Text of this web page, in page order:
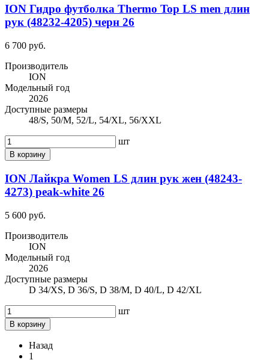
ION Гидро футболка Thermo Top LS men длин
рук (48232-4205) черн 26
6 700 руб.
Производитель
ION
Модельный год
2026
Доступные размеры
48/S, 50/M, 52/L, 54/XL, 56/XXL
шт
В корзину
ION Лайкра Women LS длин рук жен (48243-
4273) peak-white 26
5 600 руб.
Производитель
ION
Модельный год
2026
Доступные размеры
D 34/XS, D 36/S, D 38/M, D 40/L, D 42/XL
шт
В корзину
Назад
1